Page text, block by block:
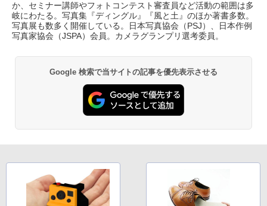
か、セミナー講師やフォトコンテスト審査員など活動の範囲は多
岐にわたる。写真集『ディングル』『風と土』のほか著書多数。
写真展も数多く開催している。日本写真協会（PSJ）、日本作例
写真家協会（JSPA）会員。カメラグランプリ選考委員。
Google 検索で当サイトの記事を優先表示させる